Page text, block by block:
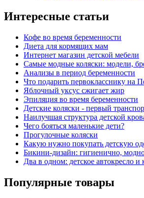
Интересные статьи
Кофе во время беременности
Диета для кормящих мам
Интернет магазин детской мебели
Самые модные коляски: модели,
Анализы в период беременности
Что подарить первокласснику на
Яблочный уксус сжигает жир
Эпиляция во время беременности
Детские коляски - первый
Наилучшая структура детской
Чего бояться маленькие дети?
Прогулочные коляски
Какую нужно покупать детскую
Бикини-дизайн: гигиенично,
Два в одном: детское автокресло и
Популярные товары